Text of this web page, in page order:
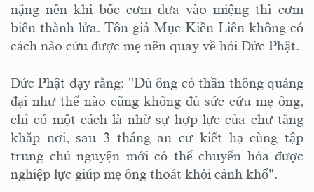
nặng nên khi bốc cơm đưa vào miệng thì cơm
biến thành lửa. Tôn giả Mục Kiền Liên không có
cách nào cứu được mẹ nên quay về hỏi Đức Phật.
Đức Phật dạy rằng: "Dù ông có thần thông quảng
đại như thế nào cũng không đủ sức cứu mẹ ông,
chỉ có một cách là nhờ sự hợp lực của chư tăng
khắp nơi, sau 3 tháng an cư kiết hạ cùng tập
trung chú nguyện mới có thể chuyển hóa được
nghiệp lực giúp mẹ ông thoát khỏi cảnh khổ".